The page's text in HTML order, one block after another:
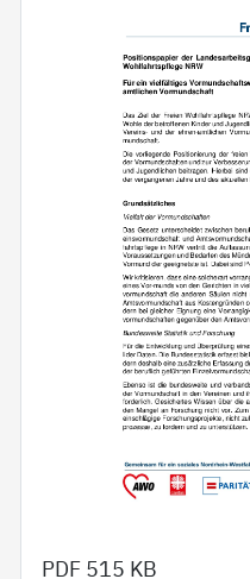
PDF 515 KB